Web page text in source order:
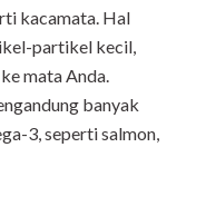
kacamata. Hal
partikel kecil,
mata Anda.
banyak
3, seperti salmon,